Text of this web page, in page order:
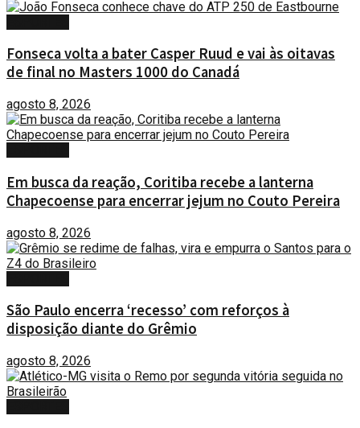
Fonseca volta a bater Casper Ruud e vai às oitavas
de final no Masters 1000 do Canadá
agosto 8, 2026
Em busca da reação, Coritiba recebe a lanterna
Chapecoense para encerrar jejum no Couto Pereira
agosto 8, 2026
São Paulo encerra ‘recesso’ com reforços à
disposição diante do Grêmio
agosto 8, 2026